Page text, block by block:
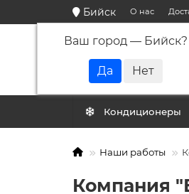
Бийск
Ваш город — Бийск?
О нас
Кондиционеры
Наши работы
Компания